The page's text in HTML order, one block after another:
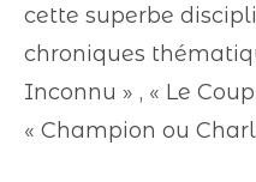
cette superbe
chroniques
Inconnu » , « Le
« Champion ou